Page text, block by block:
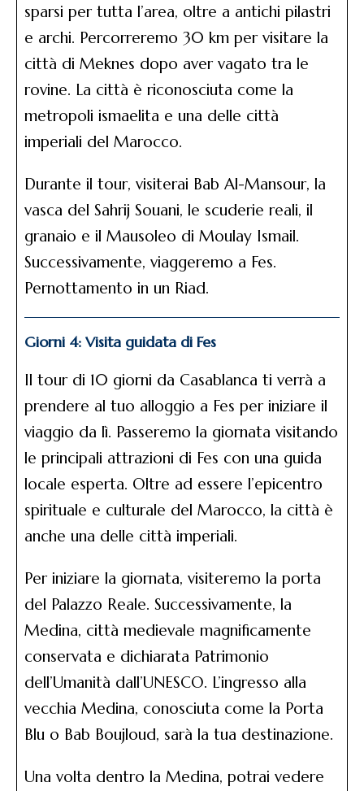
sparsi per tutta l’area, oltre a antichi pilastri
e archi. Percorreremo 30 km per visitare la
città di Meknes dopo aver vagato tra le
rovine. La città è riconosciuta come la
metropoli ismaelita e una delle città
imperiali del Marocco.
Durante il tour, visiterai Bab Al-Mansour, la
vasca del Sahrij Souani, le scuderie reali, il
granaio e il Mausoleo di Moulay Ismail.
Successivamente, viaggeremo a Fes.
Pernottamento in un Riad.
Giorni 4: Visita guidata di Fes
Il tour di 10 giorni da Casablanca ti verrà a
prendere al tuo alloggio a Fes per iniziare il
viaggio da lì. Passeremo la giornata visitando
le principali attrazioni di Fes con una guida
locale esperta. Oltre ad essere l’epicentro
spirituale e culturale del Marocco, la città è
anche una delle città imperiali.
Per iniziare la giornata, visiteremo la porta
del Palazzo Reale. Successivamente, la
Medina, città medievale magnificamente
conservata e dichiarata Patrimonio
dell’Umanità dall’UNESCO. L’ingresso alla
vecchia Medina, conosciuta come la Porta
Blu o Bab Boujloud, sarà la tua destinazione.
Una volta dentro la Medina, potrai vedere